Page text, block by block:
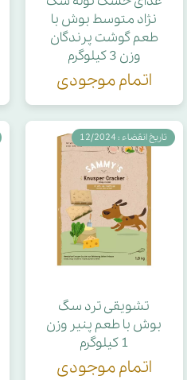
نژاد متوسط بوش با
طعم گوشت پرندگان
وزن 3 کیلوگرم
اتمام موجودی
تشویقی ترد سگ
بوش با طعم پنیر وزن
1 کیلوگرم
اتمام موجودی
تاریخ انقضاء : 12/2024